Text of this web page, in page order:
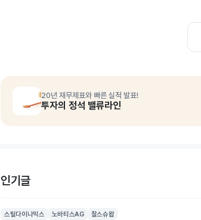
20년 재무제표와 빠른 실적 발표!
투자의 정석 밸류라인
인기글
스틸다이나믹스 노바티스AG 찰스슈왑